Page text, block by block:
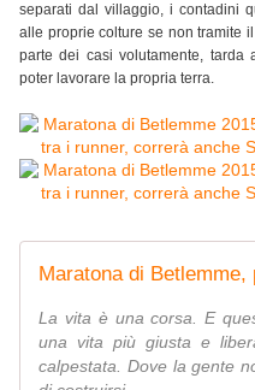
separati dal villaggio, i contadini
alle proprie colture se non tramite
parte dei casi volutamente, tarda
poter lavorare la propria terra.
Maratona di
La vita è una corsa. E
una vita più giusta e
calpestata. Dove la gente